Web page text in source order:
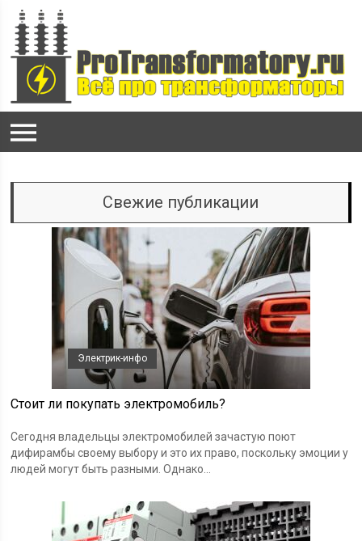
Свежие публикации
Электрик-инфо
Стоит ли покупать электромобиль?
Сегодня владельцы электромобилей зачастую поют
дифирамбы своему выбору и это их право, поскольку эмоции у
людей могут быть разными. Однако...